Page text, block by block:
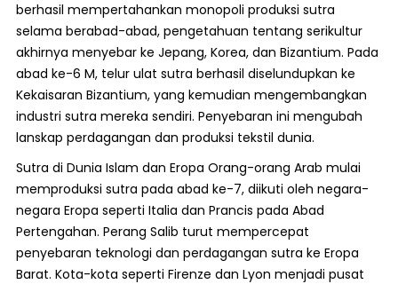
berhasil mempertahankan monopoli produksi sutra
selama berabad-abad, pengetahuan tentang serikultur
akhirnya menyebar ke Jepang, Korea, dan Bizantium. Pada
abad ke-6 M, telur ulat sutra berhasil diselundupkan ke
Kekaisaran Bizantium, yang kemudian mengembangkan
industri sutra mereka sendiri. Penyebaran ini mengubah
lanskap perdagangan dan produksi tekstil dunia.
Sutra di Dunia Islam dan Eropa Orang-orang Arab mulai
memproduksi sutra pada abad ke-7, diikuti oleh negara-
negara Eropa seperti Italia dan Prancis pada Abad
Pertengahan. Perang Salib turut mempercepat
penyebaran teknologi dan perdagangan sutra ke Eropa
Barat. Kota-kota seperti Firenze dan Lyon menjadi pusat